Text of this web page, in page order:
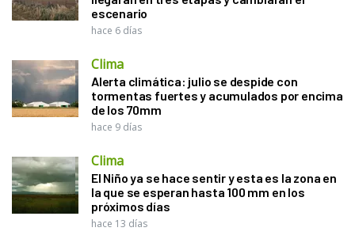
escenario
hace 6 días
Clima
Alerta climática: julio se despide con
tormentas fuertes y acumulados por encima
de los 70mm
hace 9 días
Clima
El Niño ya se hace sentir y esta es la zona en
la que se esperan hasta 100 mm en los
próximos días
hace 13 días